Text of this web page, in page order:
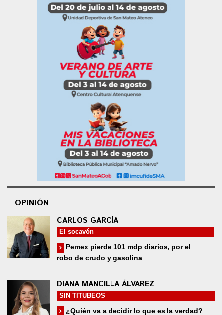
OPINIÓN
CARLOS GARCÍA
El socavón
Pemex pierde 101 mdp diarios, por el
robo de crudo y gasolina
DIANA MANCILLA ÁLVAREZ
SIN TITUBEOS
¿Quién va a decidir lo que es la verdad?